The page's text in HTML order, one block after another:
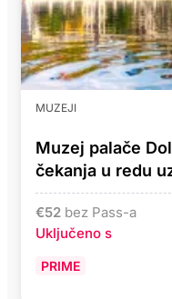
MUZEJI
Muzej palače
čekanja u redu
€52 bez Pass-a
Uključeno s
PRIME